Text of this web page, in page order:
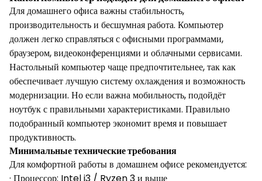
Для домашнего офиса важны стабильность,
производительность и бесшумная работа. Компьютер
должен легко справляться с офисными программами,
браузером, видеоконференциями и облачными сервисами.
Настольный компьютер чаще предпочтительнее, так как
обеспечивает лучшую систему охлаждения и возможность
модернизации. Но если важна мобильность, подойдёт
ноутбук с правильными характеристиками. Правильно
подобранный компьютер экономит время и повышает
продуктивность.
Минимальные технические требования
Для комфортной работы в домашнем офисе рекомендуется: